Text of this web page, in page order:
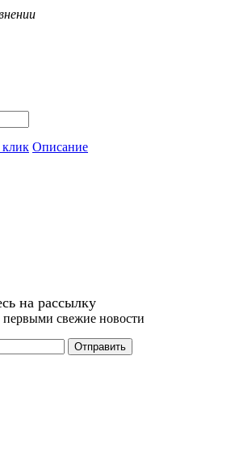
Описание
на рассылку
свежие новости
Отправить